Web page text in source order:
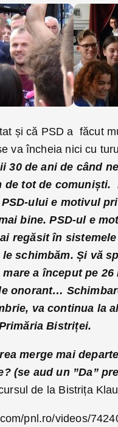
și că PSD a făcut
va încheia nici cu
30 de ani de când
de tot de
ului e motivul
bine. PSD-ul e
regăsit în
schimbăm. Și vă
a început pe
onorant…
va continua la
Bistriței.
merge mai
(se aud un ”Da”
de la Bistrița
pnl.ro/videos/